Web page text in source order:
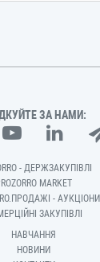
ЗА НАМИ:
- ДЕРЖЗАКУПІВЛІ
MARKET
- АУКЦІОНИ
ЗАКУПІВЛІ
НАВЧАННЯ
НОВИНИ